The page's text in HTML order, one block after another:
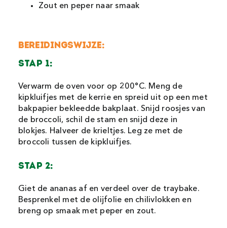
Zout en peper naar smaak
Bereidingswijze:
STAP 1:
Verwarm de oven voor op 200°C. Meng de
kipkluifjes met de kerrie en spreid uit op een met
bakpapier bekleedde bakplaat. Snijd roosjes van
de broccoli, schil de stam en snijd deze in
blokjes. Halveer de krieltjes. Leg ze met de
broccoli tussen de kipkluifjes.
STAP 2:
Giet de ananas af en verdeel over de traybake.
Besprenkel met de olijfolie en chilivlokken en
breng op smaak met peper en zout.